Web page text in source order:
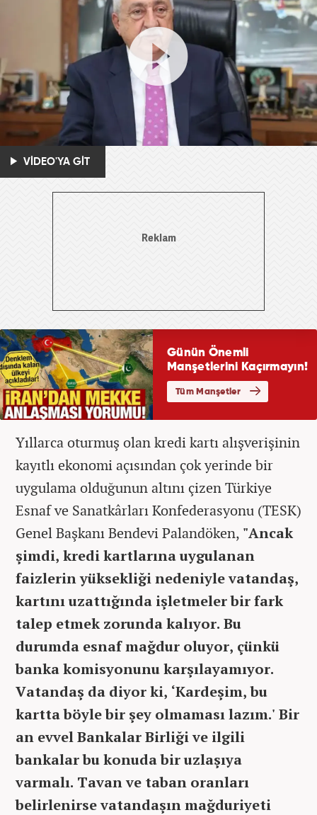
VİDEO'YA GİT
Yıllarca oturmuş olan kredi kartı alışverişinin
kayıtlı ekonomi açısından çok yerinde bir
uygulama olduğunun altını çizen Türkiye
Esnaf ve Sanatkârları Konfederasyonu (TESK)
Genel Başkanı Bendevi Palandöken, "Ancak
şimdi, kredi kartlarına uygulanan
faizlerin yüksekliği nedeniyle vatandaş,
kartını uzattığında işletmeler bir fark
talep etmek zorunda kalıyor. Bu
durumda esnaf mağdur oluyor, çünkü
banka komisyonunu karşılayamıyor.
Vatandaş da diyor ki, ‘Kardeşim, bu
kartta böyle bir şey olmaması lazım.' Bir
an evvel Bankalar Birliği ve ilgili
bankalar bu konuda bir uzlaşıya
varmalı. Tavan ve taban oranları
belirlenirse vatandaşın mağduriyeti